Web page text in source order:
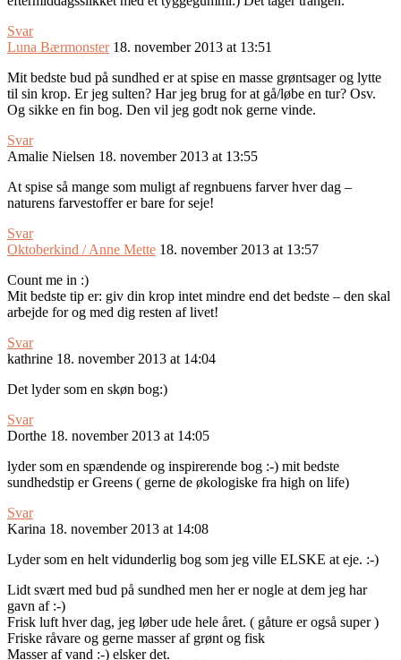
Svar
Luna Bærmonster 18. november 2013 at 13:51
Mit bedste bud på sundhed er at spise en masse grøntsager og lytte
til sin krop. Er jeg sulten? Har jeg brug for at gå/løbe en tur? Osv.
Og sikke en fin bog. Den vil jeg godt nok gerne vinde.
Svar
Amalie Nielsen 18. november 2013 at 13:55
At spise så mange som muligt af regnbuens farver hver dag –
naturens farvestoffer er bare for seje!
Svar
Oktoberkind / Anne Mette 18. november 2013 at 13:57
Count me in :)
Mit bedste tip er: giv din krop intet mindre end det bedste – den skal
arbejde for og med dig resten af livet!
Svar
kathrine 18. november 2013 at 14:04
Det lyder som en skøn bog:)
Svar
Dorthe 18. november 2013 at 14:05
lyder som en spændende og inspirerende bog :-) mit bedste
sundhedstip er Greens ( gerne de økologiske fra high on life)
Svar
Karina 18. november 2013 at 14:08
Lyder som en helt vidunderlig bog som jeg ville ELSKE at eje. :-)
Lidt svært med bud på sundhed men her er nogle at dem jeg har
gavn af :-)
Frisk luft hver dag, jeg løber ude hele året. ( gåture er også super )
Friske råvare og gerne masser af grønt og fisk
Masser af vand :-) elsker det.